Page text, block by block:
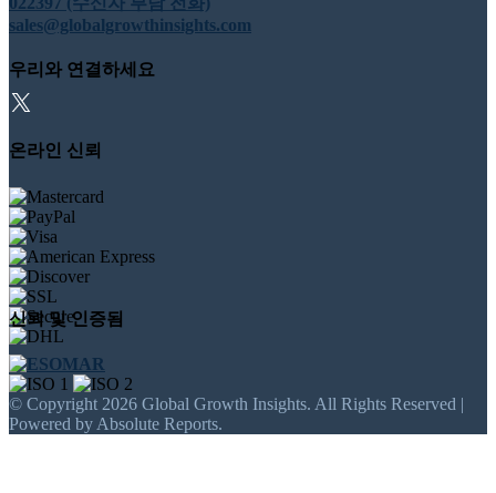
sales@globalgrowthinsights.com
우리와 연결하세요
온라인 신뢰
신뢰 및 인증됨
© Copyright 2026 Global Growth Insights. All Rights Reserved |
Powered by Absolute Reports.